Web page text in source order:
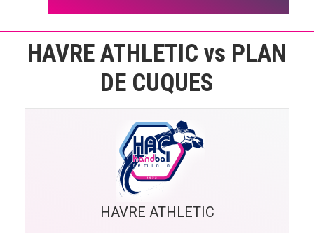
HAVRE ATHLETIC vs PLAN
DE CUQUES
HAVRE ATHLETIC